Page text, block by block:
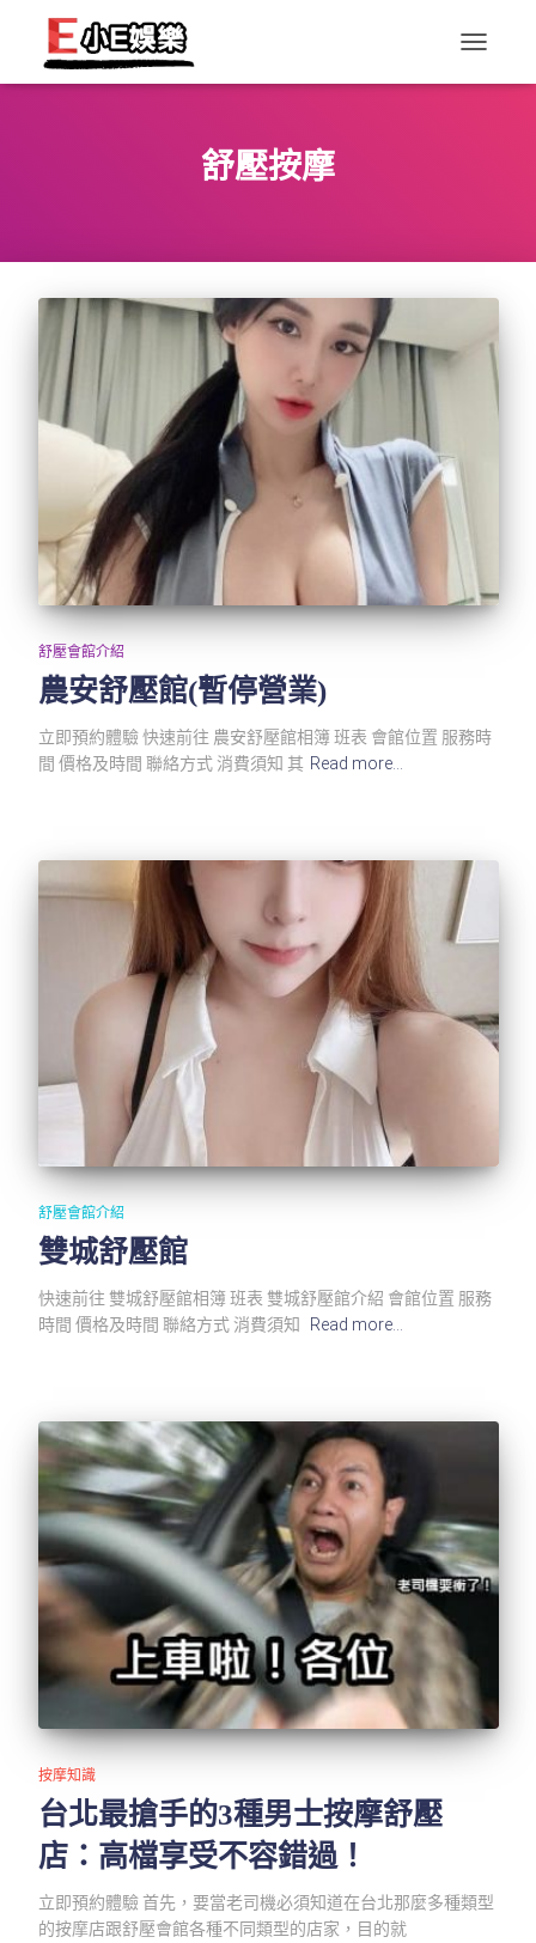
舒壓按摩
舒壓會館介紹
農安舒壓館(暫停營業)
立即預約體驗 快速前往 農安舒壓館相簿 班表 會館位置 服務時
間 價格及時間 聯絡方式 消費須知 其 Read more…
舒壓會館介紹
雙城舒壓館
快速前往 雙城舒壓館相簿 班表 雙城舒壓館介紹 會館位置 服務
時間 價格及時間 聯絡方式 消費須知
Read more…
按摩知識
台北最搶手的3種男士按摩舒壓
店：高檔享受不容錯過！
立即預約體驗 首先，要當老司機必須知道在台北那麼多種類型
的按摩店跟舒壓會館各種不同類型的店家，目的就